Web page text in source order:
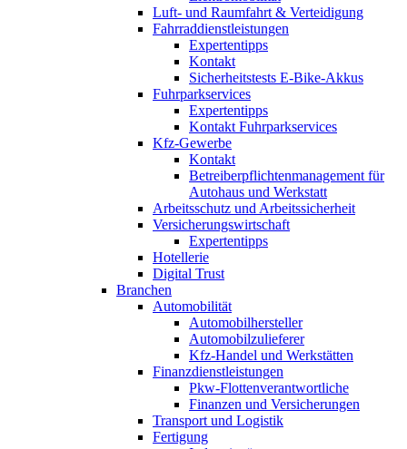
Luft- und Raumfahrt & Verteidigung
Fahrraddienstleistungen
Expertentipps
Kontakt
Sicherheitstests E-Bike-Akkus
Fuhrparkservices
Expertentipps
Kontakt Fuhrparkservices
Kfz-Gewerbe
Kontakt
Betreiberpflichtenmanagement für
Autohaus und Werkstatt
Arbeitsschutz und Arbeitssicherheit
Versicherungswirtschaft
Expertentipps
Hotellerie
Digital Trust
Branchen
Automobilität
Automobilhersteller
Automobilzulieferer
Kfz-Handel und Werkstätten
Finanzdienstleistungen
Pkw‑Flottenverantwortliche
Finanzen und Versicherungen
Transport und Logistik
Fertigung